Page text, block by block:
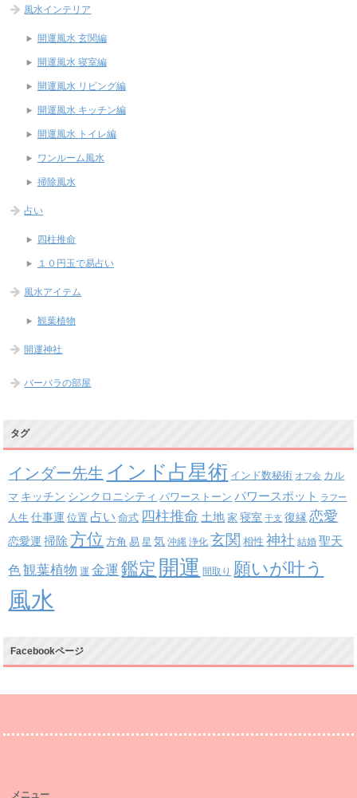
風水インテリア
開運風水 玄関編
開運風水 寝室編
開運風水 リビング編
開運風水 キッチン編
開運風水 トイレ編
ワンルーム風水
掃除風水
占い
四柱推命
１０円玉で易占い
風水アイテム
観葉植物
開運神社
バーバラの部屋
タグ
インダー先生 インド占星術 インド数秘術 オフ会 カル
マ キッチン シンクロニシティ パワーストーン パワースポット ラフー
人生 仕事運 位置 占い 命式 四柱推命 土地 家 寝室 干支 復縁 恋愛
恋愛運 掃除 方位 方角 易 星 気 沖縄 浄化 玄関 相性 神社 結婚 聖天
色 観葉植物 運 金運 鑑定 開運 間取り 願いが叶う
風水
Facebookページ
メニュー